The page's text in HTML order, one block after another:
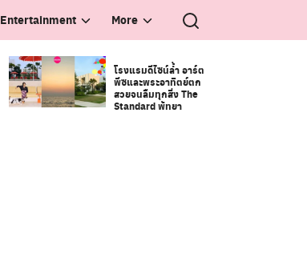
Entertainment More
โรงแรมดีไซน์ล้ำ อาร์ต
พีซและพระอาทิตย์ตก
สวยจนลืมทุกสิ่ง The
Standard พัทยา